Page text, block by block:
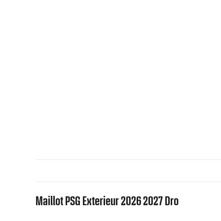
Maillot PSG Exterieur 2026 2027 Dro